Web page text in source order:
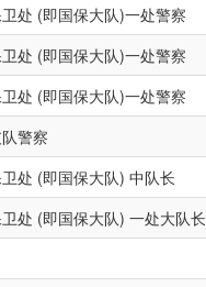
处 (即国保大队)一处警察
处 (即国保大队)一处警察
处 (即国保大队)一处警察
警察
处 (即国保大队) 中队长
处 (即国保大队) 一处大队长